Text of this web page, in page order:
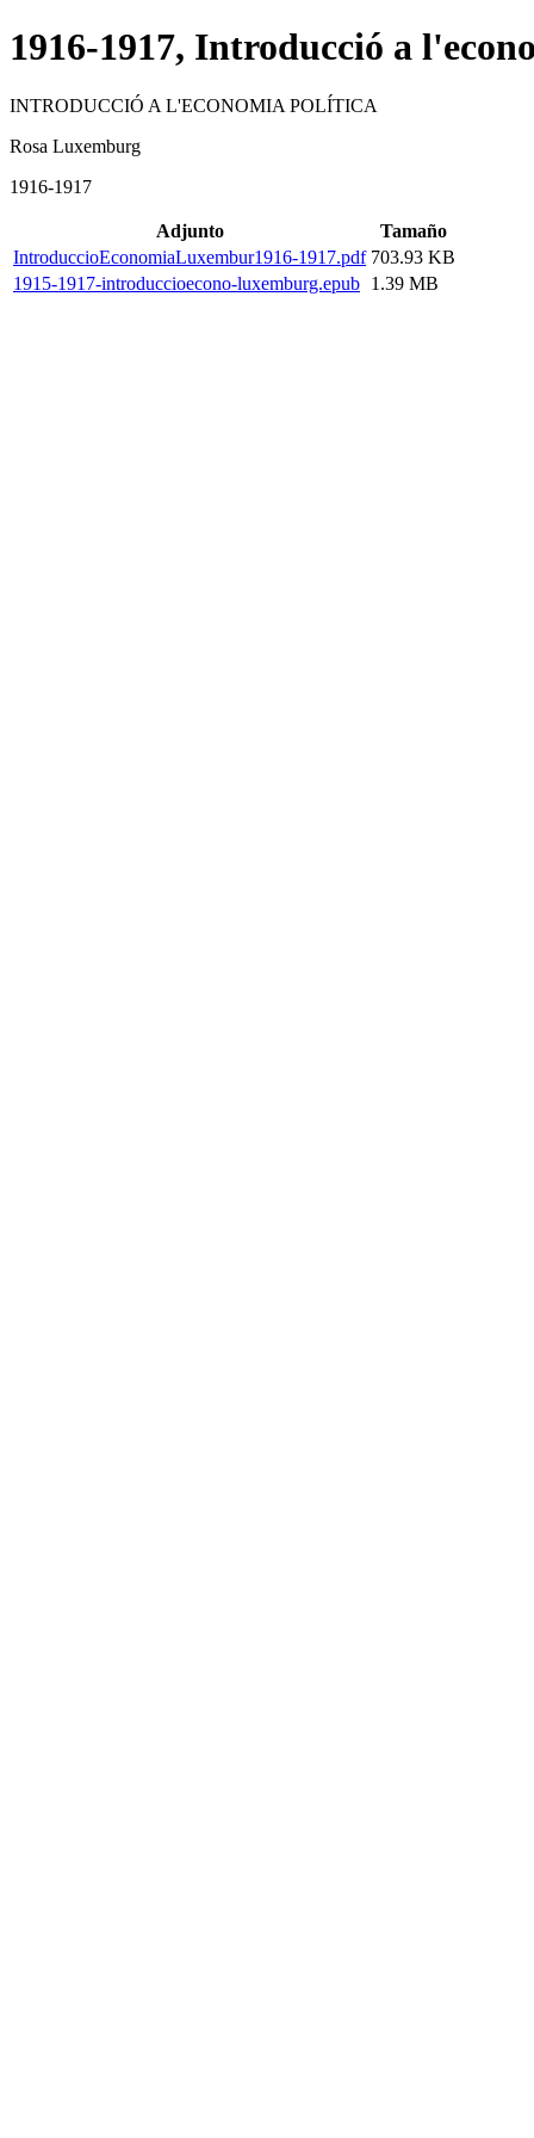
1916-1917, Introducció a
INTRODUCCIÓ A L'ECONOMIA POLÍTICA
Rosa Luxemburg
1916-1917
Adjunto
Tamaño
IntroduccioEconomiaLuxembur1916-1917.pdf 703.93 KB
1915-1917-introduccioecono-luxemburg.epub 1.39 MB